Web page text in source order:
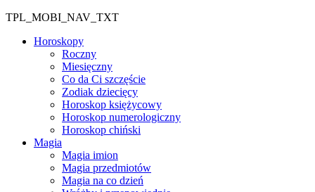
TPL_MOBI_NAV_TXT
Horoskopy
Roczny
Miesięczny
Co da Ci szczęście
Zodiak dziecięcy
Horoskop księżycowy
Horoskop numerologiczny
Horoskop chiński
Magia
Magia imion
Magia przedmiotów
Magia na co dzień